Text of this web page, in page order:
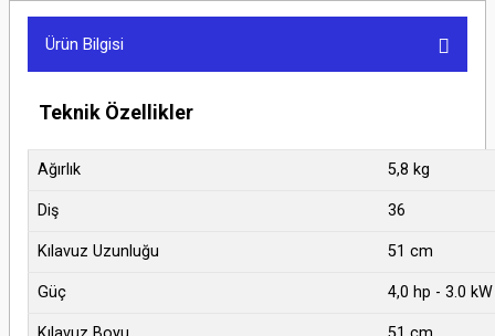
Ürün Bilgisi
Teknik Özellikler
Ağırlık 5,8 kg
Diş 36
Kılavuz Uzunluğu 51 cm
Güç 4,0 hp - 3.0 kW